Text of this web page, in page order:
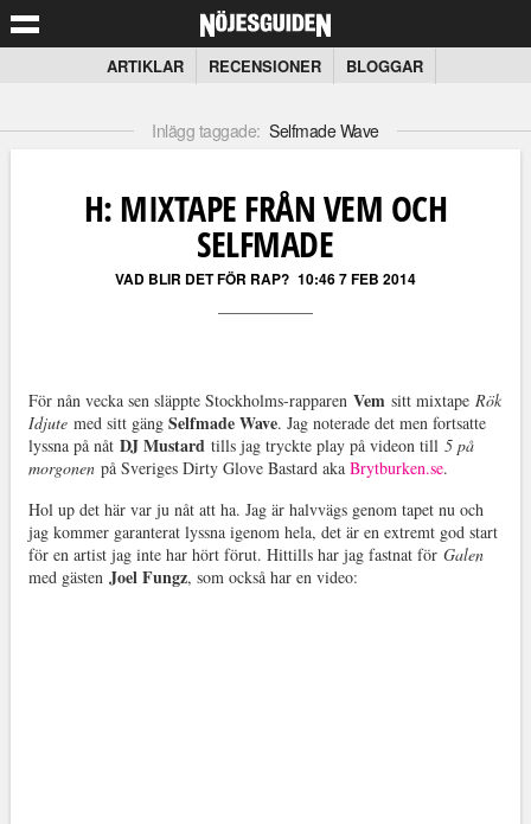
ARTIKLAR RECENSIONER BLOGGAR
Inlägg taggade: Selfmade Wave
H: MIXTAPE FRÅN VEM OCH
SELFMADE
VAD BLIR DET FÖR RAP? 10:46 7 FEB 2014
För nån vecka sen släppte Stockholms-rapparen Vem sitt mixtape Rök
Idjute med sitt gäng Selfmade Wave. Jag noterade det men fortsatte
lyssna på nåt DJ Mustard tills jag tryckte play på videon till 5 på
morgonen på Sveriges Dirty Glove Bastard aka Brytburken.se.
Hol up det här var ju nåt att ha. Jag är halvvägs genom tapet nu och
jag kommer garanterat lyssna igenom hela, det är en extremt god start
för en artist jag inte har hört förut. Hittills har jag fastnat för Galen
med gästen Joel Fungz, som också har en video: